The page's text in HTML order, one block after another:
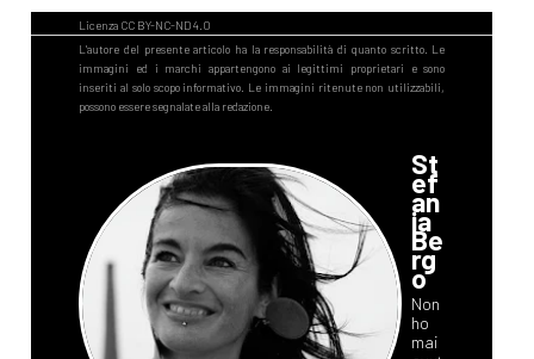
St
ef
an
ia
Be
rg
o
Non
ho
mai